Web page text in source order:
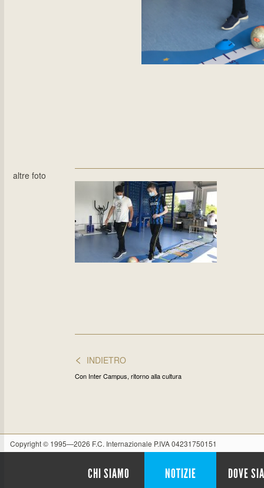
altre foto
< INDIETRO
Con Inter Campus, ritorno alla cultura
Copyright © 1995—2026 F.C. Internazionale P.IVA 04231750151
CHI SIAMO NOTIZIE DOVE